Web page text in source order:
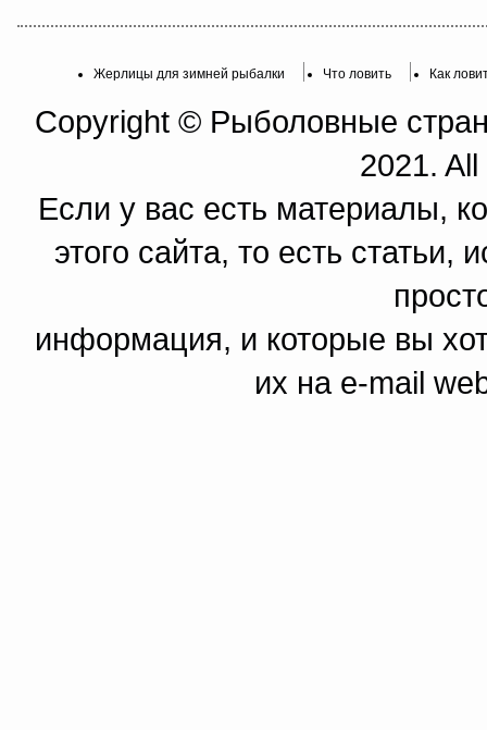
Жерлицы для зимней рыбалки Что ловить Как
Copyright © Рыболовные
2021.
Если у вас есть материалы,
этого сайта, то есть
информация, и которые вы
их на e-mail